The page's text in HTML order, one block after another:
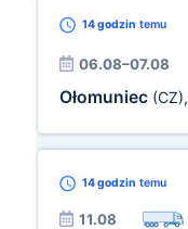
14 godzin temu
06.08–07.08
Ołomuniec (CZ),
14 godzin temu
11.08